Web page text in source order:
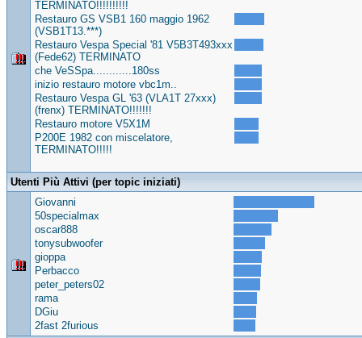
TERMINATO!!!!!!!!!!
Restauro GS VSB1 160 maggio 1962
(VSB1T13.***)
Restauro Vespa Special '81 V5B3T493xxx
(Fede62) TERMINATO
che VeSSpa............180ss
inizio restauro motore vbc1m..
Restauro Vespa GL '63 (VLA1T 27xxx)
(frenx) TERMINATO!!!!!!!
Restauro motore V5X1M
P200E 1982 con miscelatore,
TERMINATO!!!!!
Utenti Più Attivi (per topic iniziati)
Giovanni
50specialmax
oscar888
tonysubwoofer
gioppa
Perbacco
peter_peters02
rama
DGiu
2fast 2furious